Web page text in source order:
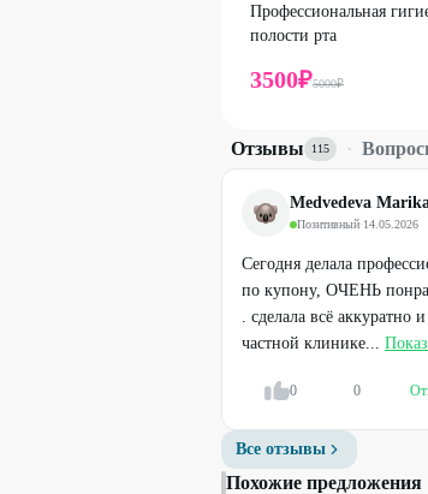
Профессиональная
полости рта
3500₽5000₽
Отзывы 115 ·
Medvedeva
Позитивный·14.05.2026
Сегодня делала
по купону, ОЧЕНЬ
. сделала всё аккуратно
частной клинике...
0 0
Все отзывы
Похожие предложения